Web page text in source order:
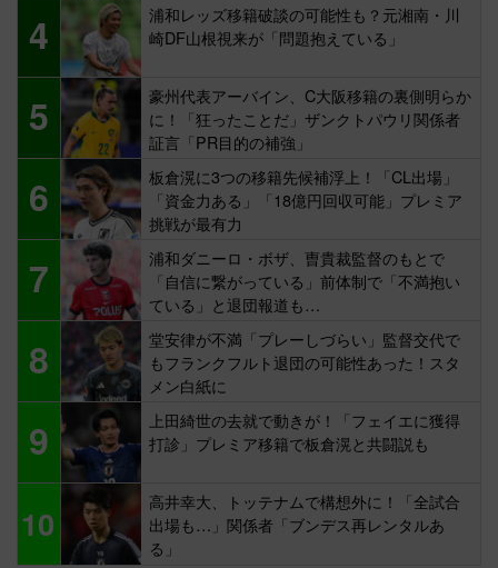
4
浦和レッズ移籍破談の可能性も？元湘南・川
崎DF山根視来が「問題抱えている」
5
豪州代表アーバイン、C大阪移籍の裏側明らか
に！「狂ったことだ」ザンクトパウリ関係者
証言「PR目的の補強」
6
板倉滉に3つの移籍先候補浮上！「CL出場」
「資金力ある」「18億円回収可能」プレミア
挑戦が最有力
7
浦和ダニーロ・ボザ、曺貴裁監督のもとで
「自信に繋がっている」前体制で「不満抱い
ている」と退団報道も…
8
堂安律が不満「プレーしづらい」監督交代で
もフランクフルト退団の可能性あった！スタ
メン白紙に
9
上田綺世の去就で動きが！「フェイエに獲得
打診」プレミア移籍で板倉滉と共闘説も
10
高井幸大、トッテナムで構想外に！「全試合
出場も…」関係者「ブンデス再レンタルあ
る」